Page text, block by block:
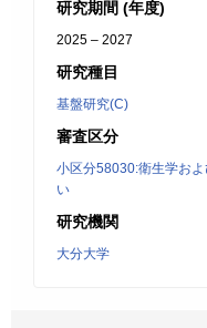
研究期間 (年度)
2025 – 2027
研究種目
基盤研究(C)
審査区分
小区分58030:衛生学お
い
研究機関
大分大学